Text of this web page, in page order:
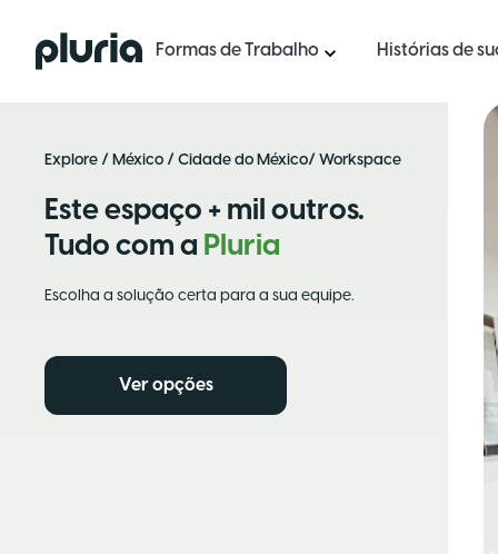
Logo Pluria Formas de Trabalho Histórias de
Explore / México / Cidade do México/ Workspace
Este espaço + mil outros.
Tudo com a Pluria
Escolha a solução certa para a sua equipe.
Ver opções